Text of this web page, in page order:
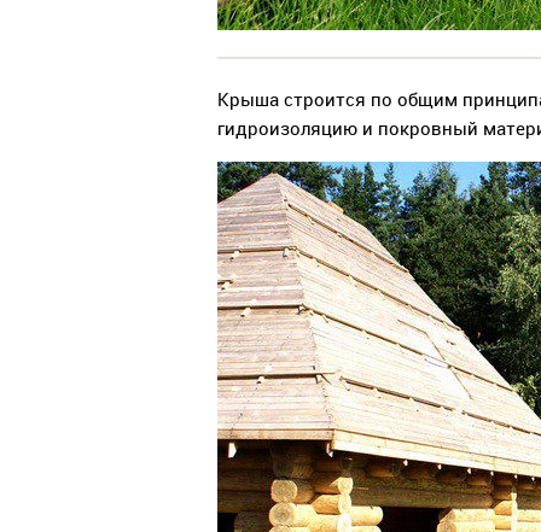
Крыша строится по общим
гидроизоляцию и покровный